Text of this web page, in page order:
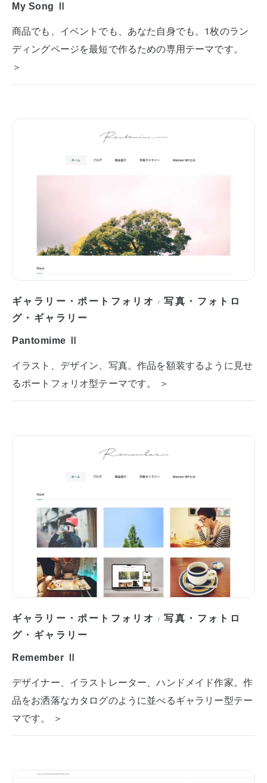
My Song Ⅱ
商品でも、イベントでも、あなた自身でも。1枚のラン
ディングページを最短で作るための専用テーマです。
＞
ギャラリー・ポートフォリオ /写真・フォトロ
グ・ギャラリー
Pantomime Ⅱ
イラスト、デザイン、写真。作品を額装するように見せ
るポートフォリオ型テーマです。 ＞
ギャラリー・ポートフォリオ /写真・フォトロ
グ・ギャラリー
Remember Ⅱ
デザイナー、イラストレーター、ハンドメイド作家。作
品をお洒落なカタログのように並べるギャラリー型テー
マです。 ＞